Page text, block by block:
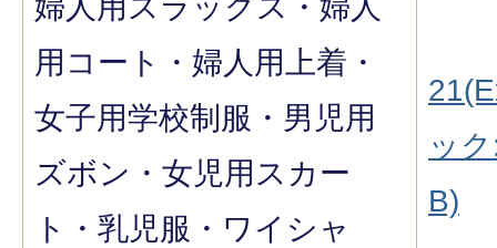
婦人用スラックス・婦人
用コート・婦人用上着・
女子用学校制服・男児用
ズボン・女児用スカー
ト・乳児服・ワイシャ
ッ
B)